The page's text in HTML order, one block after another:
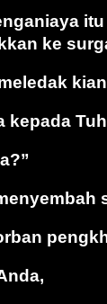
ke
kepada